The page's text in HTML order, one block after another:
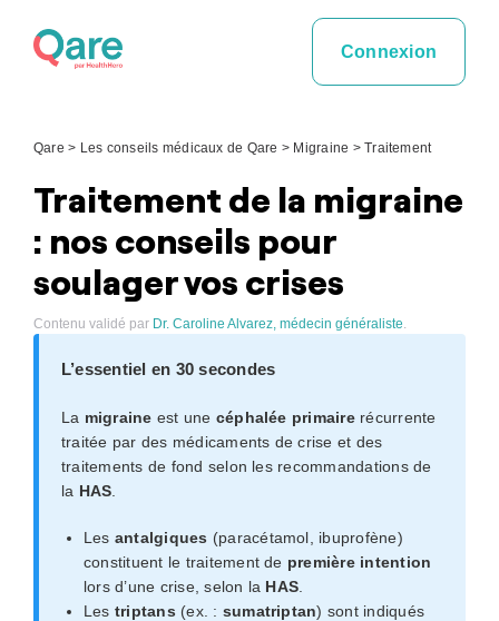
Connexion
Qare > Les conseils médicaux de Qare > Migraine >Traitement
Traitement de la migraine
: nos conseils pour
soulager vos crises
Contenu validé par Dr. Caroline Alvarez, médecin généraliste.
L’essentiel en 30 secondes
La migraine est une céphalée primairerécurrente
traitée par des médicaments de crise et des
traitements de fond selon les recommandations de
la HAS
Les antalgiques (paracétamol, ibuprofène)
constituent le traitement de première intention
lors d’une crise, selon la HAS
Les triptans (ex. : sumatriptan) sont indiqués